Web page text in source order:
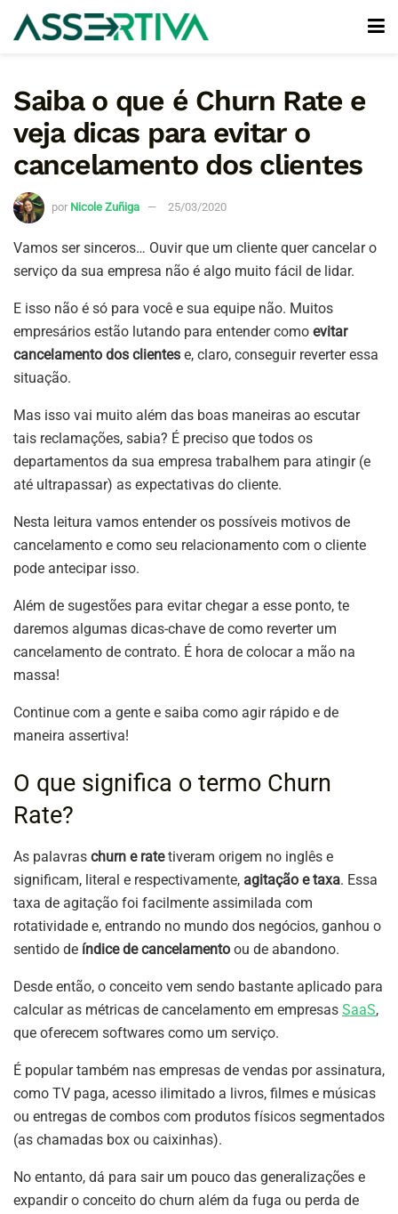
Saiba o que é Churn Rate e
veja dicas para evitar o
cancelamento dos clientes
por Nicole Zuñiga 25/03/2020
Vamos ser sinceros… Ouvir que um cliente quer cancelar o
serviço da sua empresa não é algo muito fácil de lidar.
E isso não é só para você e sua equipe não. Muitos
empresários estão lutando para entender como evitar
cancelamento dos clientes e, claro, conseguir reverter essa
situação.
Mas isso vai muito além das boas maneiras ao escutar
tais reclamações, sabia? É preciso que todos os
departamentos da sua empresa trabalhem para atingir (e
até ultrapassar) as expectativas do cliente.
Nesta leitura vamos entender os possíveis motivos de
cancelamento e como seu relacionamento com o cliente
pode antecipar isso.
Além de sugestões para evitar chegar a esse ponto, te
daremos algumas dicas-chave de como reverter um
cancelamento de contrato. É hora de colocar a mão na
massa!
Continue com a gente e saiba como agir rápido e de
maneira assertiva!
O que significa o termo Churn
Rate?
As palavras churn e ratetiveram origem no inglês e
significam, literal e respectivamente, agitação e taxa. Essa
taxa de agitação foi facilmente assimilada com
rotatividade e, entrando no mundo dos negócios, ganhou o
sentido de índice de cancelamento ou de abandono.
Desde então, o conceito vem sendo bastante aplicado para
calcular as métricas de cancelamento em empresas SaaS,
que oferecem softwares como um serviço.
É popular também nas empresas de vendas por assinatura,
como TV paga, acesso ilimitado a livros, filmes e músicas
ou entregas de combos com produtos físicos segmentados
(as chamadas box ou caixinhas).
No entanto, dá para sair um pouco das generalizações e
expandir o conceito do churn além da fuga ou perda de